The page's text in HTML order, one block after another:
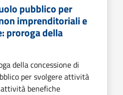
pubblico per
imprenditoriali e
proroga della
della concessione di
per svolgere attività
benefiche